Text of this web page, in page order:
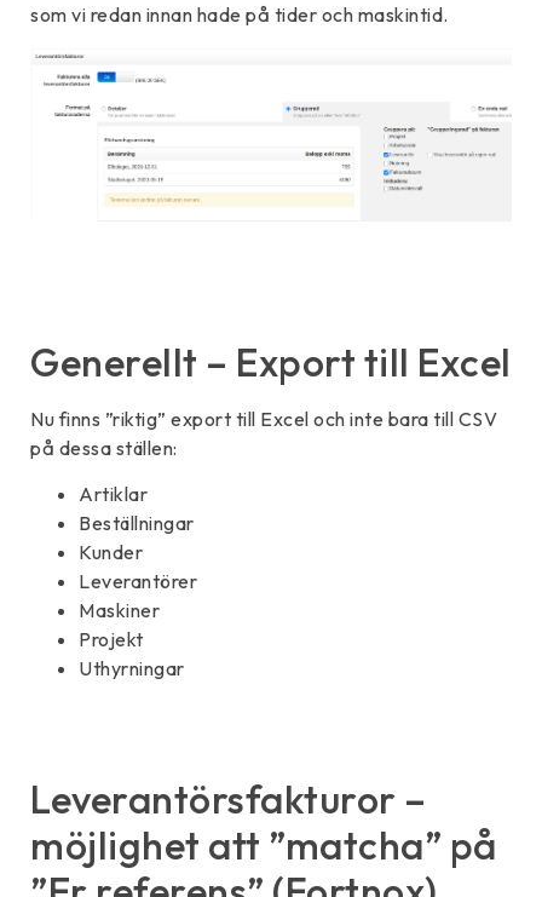
som vi redan innan hade på tider och maskintid.
Generellt – Export till Excel
Nu finns ”riktig” export till Excel och inte bara till CSV
på dessa ställen:
Artiklar
Beställningar
Kunder
Leverantörer
Maskiner
Projekt
Uthyrningar
Leverantörsfakturor –
möjlighet att ”matcha” på